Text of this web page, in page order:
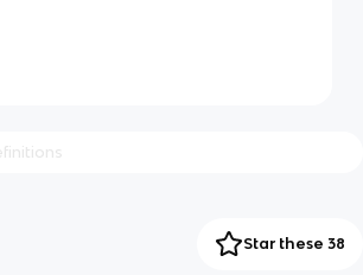
Star these 38